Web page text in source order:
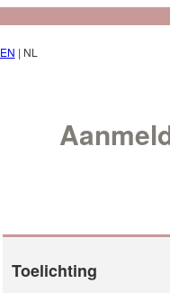
EN | NL
Toelichting